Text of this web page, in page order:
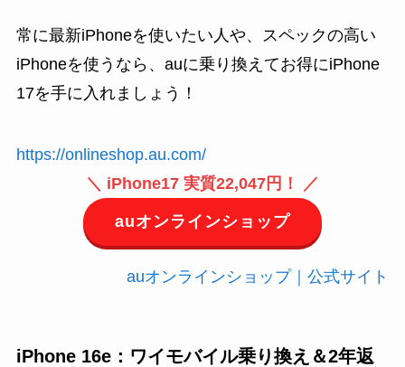
常に最新iPhoneを使いたい人や、スペックの高い
iPhoneを使うなら、auに乗り換えてお得にiPhone
17を手に入れましょう！
https://onlineshop.au.com/
＼ iPhone17 実質22,047円！ ／
auオンラインショップ
auオンラインショップ｜公式サイト
iPhone 16e：ワイモバイル乗り換え＆2年返